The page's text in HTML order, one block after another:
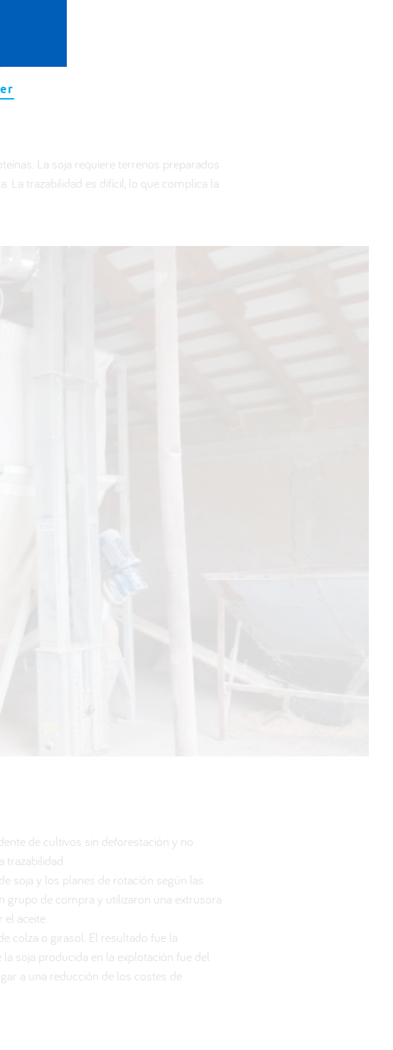
La soja requiere terrenos preparados
La trazabilidad es difícil, lo que complica la
de cultivos sin deforestación y no
trazabilidad.
soja y los planes de rotación según las
grupo de compra y utilizaron una extrusora
aceite.
colza o girasol. El resultado fue la
soja producida en la explotación fue del
a una reducción de los costes de